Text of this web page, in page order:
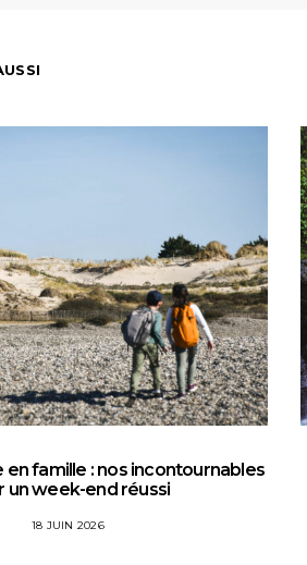
en famille : nos incontournables
un week-end réussi
18 JUIN 2026